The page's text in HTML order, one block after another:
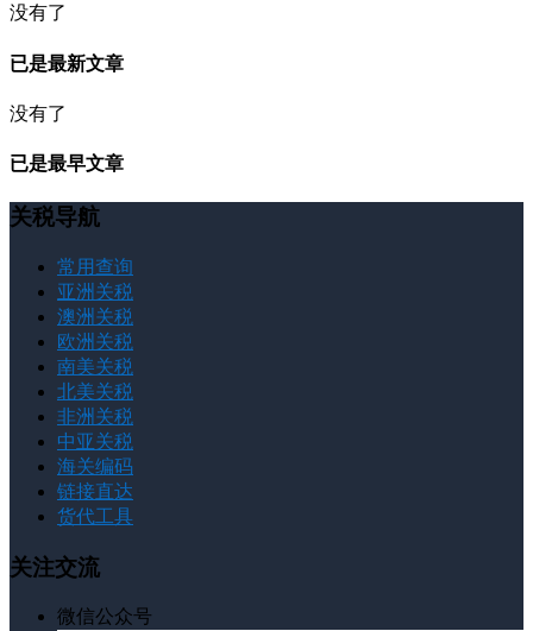
没有了
已是最新文章
没有了
已是最早文章
关税导航
常用查询
亚洲关税
澳洲关税
欧洲关税
南美关税
北美关税
非洲关税
中亚关税
海关编码
链接直达
货代工具
关注交流
微信公众号